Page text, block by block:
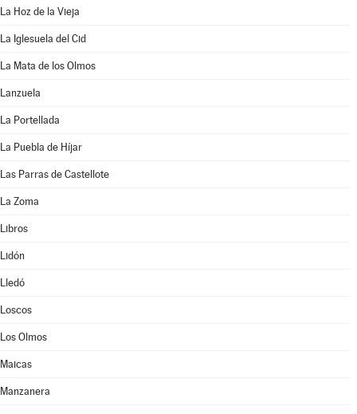
La Hoz de la Vieja
La Iglesuela del Cid
La Mata de los Olmos
Lanzuela
La Portellada
La Puebla de Híjar
Las Parras de Castellote
La Zoma
Libros
Lidón
Lledó
Loscos
Los Olmos
Maicas
Manzanera